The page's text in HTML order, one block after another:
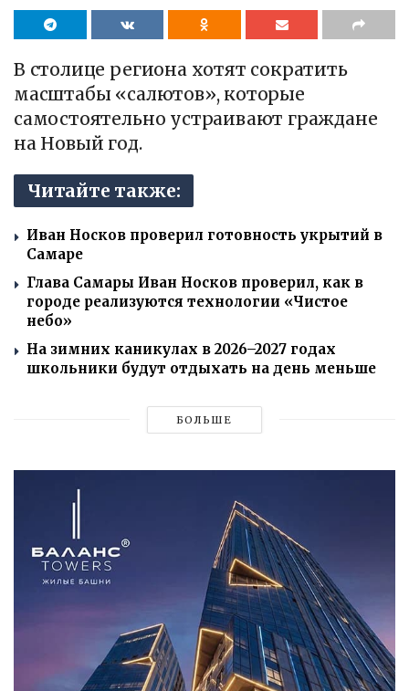
В столице региона хотят сократить
масштабы «салютов», которые
самостоятельно устраивают граждане
на Новый год.
Читайте также:
Иван Носков проверил готовность укрытий в
Самаре
Глава Самары Иван Носков проверил, как в
городе реализуются технологии «Чистое
небо»
На зимних каникулах в 2026–2027 годах
школьники будут отдыхать на день меньше
БОЛЬШЕ